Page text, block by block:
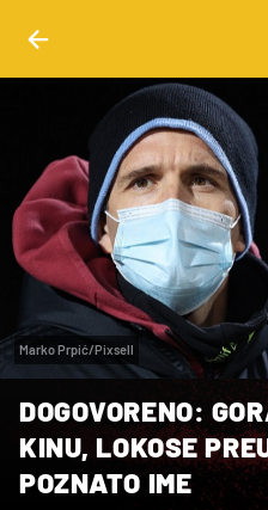
Marko Prpić/Pixsell
DOGOVORENO:
KINU, LOKOSE
POZNATO IME